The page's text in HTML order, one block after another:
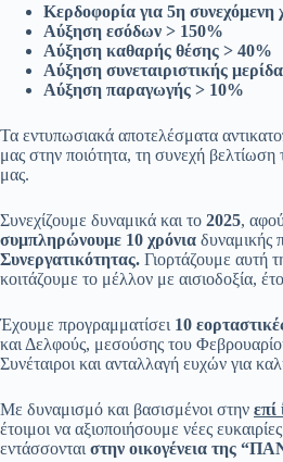
Κερδοφορία για 5η συνεχόμενη
Αύξηση εσόδων > 150%
Αύξηση καθαρής θέσης > 40%
Αύξηση συνεταιριστικής
Αύξηση παραγωγής > 10%
Τα εντυπωσιακά αποτελέσματα
μας στην ποιότητα, τη συνεχή
μας.
Συνεχίζουμε δυναμικά και το 2025,
συμπληρώνουμε 10 χρόνια δυναμικής
Συνεργατικότητας. Γιορτάζουμε αυτή
κοιτάζουμε το μέλλον με αισιοδοξία,
Έχουμε προγραμματίσει 10
και Δελφούς, μεσούσης του
Συνέταιροι και ανταλλαγή ευχών για
Με δυναμισμό και βασισμένοι στην επί
έτοιμοι να αξιοποιήσουμε νέες
εντάσσονται στην οικογένεια της